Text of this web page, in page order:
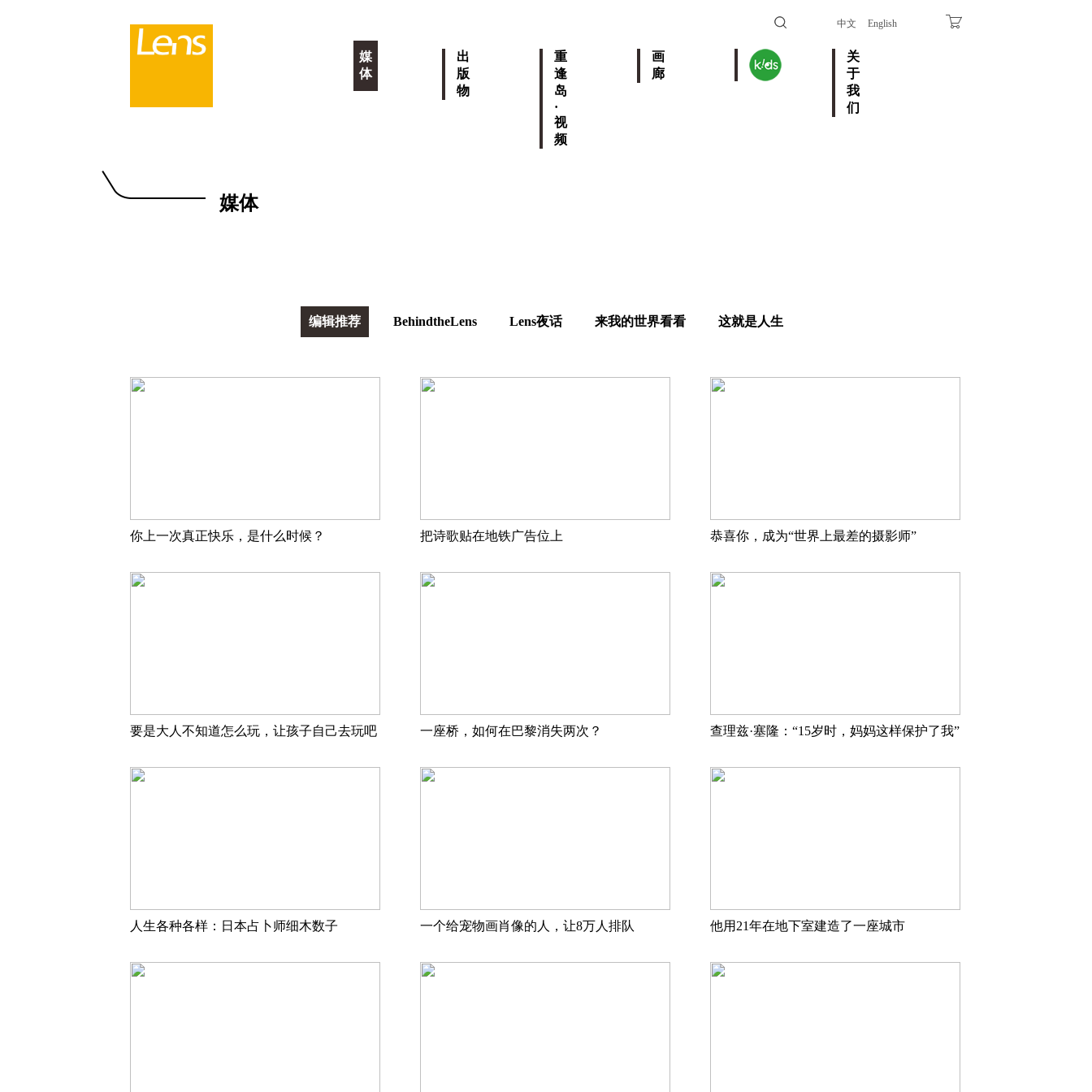
中文 English
媒
体
出
版
物
重
逢
岛
·
视
频
画
廊
关
于
我
们
媒体
编辑推荐 BehindtheLens Lens夜话 来我的世界看看 这就是人生
你上一次真正快乐，是什么时候？ 把诗歌贴在地铁广告位上 恭喜你，成为“世界上最差的摄影师”
要是大人不知道怎么玩，让孩子自己去玩吧 一座桥，如何在巴黎消失两次？ 查理兹·塞隆：“15岁时，妈妈这样保护了我”
人生各种各样：日本占卜师细木数子 一个给宠物画肖像的人，让8万人排队 他用21年在地下室建造了一座城市